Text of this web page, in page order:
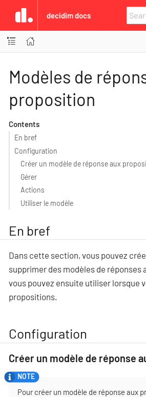
decidim docs
Modèles de
proposition
Contents
En bref
Configuration
Créer un modèle de réponse aux
Gérer
Actions
Utiliser le modèle
En bref
Dans cette section, vous pouvez
supprimer des modèles de réponses
vous pouvez ensuite utiliser lorsque
propositions.
Configuration
Créer un modèle de réponse
Pour créer un modèle de réponse aux